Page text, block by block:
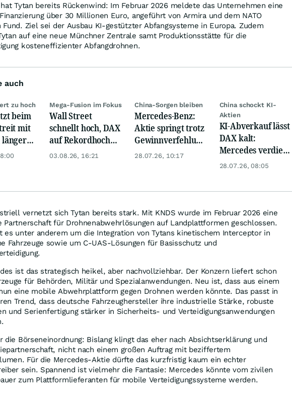
Tytan bereits Rückenwind: Im Februar 2026 meldete das Unternehmen eine
über 30 Millionen Euro, angeführt von Armira und dem NATO
Fund. Ziel sei der Ausbau KI-gestützter Abfangsysteme in Europa. Zudem
auf eine neue Münchner Zentrale samt Produktionsstätte für die
kosteneffizienter Abfangdrohnen.
auch
zu hoch
beim
mit
Mega-Fusion im Fokus
Wall Street
schnellt hoch, DAX
auf Rekordhoch
dank Öl-Absturz
03.08.26, 16:21
China-Sorgen bleiben
Mercedes-Benz:
Aktie springt trotz
Gewinnverfehlung
mehr als 5 Prozent
28.07.26, 10:17
China schockt KI-
Aktien
KI-Abverkauf lässt
DAX kalt:
Mercedes verdient
mehr und
28.07.26, 08:05
vernetzt sich Tytan bereits stark. Mit KNDS wurde im Februar 2026 eine
Partnerschaft für Drohnenabwehrlösungen auf Landplattformen geschlossen.
es unter anderem um die Integration von Tytans kinetischem Interceptor in
Fahrzeuge sowie um C-UAS-Lösungen für Basisschutz und
ist das strategisch heikel, aber nachvollziehbar. Der Konzern liefert schon
für Behörden, Militär und Spezialanwendungen. Neu ist, dass aus einem
eine mobile Abwehrplattform gegen Drohnen werden könnte. Das passt in
Trend, dass deutsche Fahrzeughersteller ihre industrielle Stärke, robuste
und Serienfertigung stärker in Sicherheits- und Verteidigungsanwendungen
die Börseneinordnung: Bislang klingt das eher nach Absichtserklärung und
nicht nach einem großen Auftrag mit beziffertem
Für die Mercedes-Aktie dürfte das kurzfristig kaum ein echter
sein. Spannend ist vielmehr die Fantasie: Mercedes könnte vom zivilen
zum Plattformlieferanten für mobile Verteidigungssysteme werden.